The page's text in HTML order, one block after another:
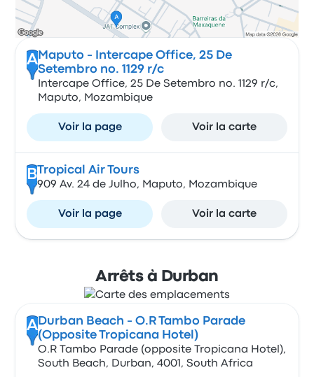
A Maputo - Intercape Office, 25 De
Setembro no. 1129 r/c
Intercape Office, 25 De Setembro no. 1129 r/c,
Maputo, Mozambique
Voir la page Voir la carte
B Tropical Air Tours
909 Av. 24 de Julho, Maputo, Mozambique
Voir la page Voir la carte
Arrêts à Durban
A Durban Beach - O.R Tambo Parade
(Opposite Tropicana Hotel)
O.R Tambo Parade (opposite Tropicana Hotel),
South Beach, Durban, 4001, South Africa